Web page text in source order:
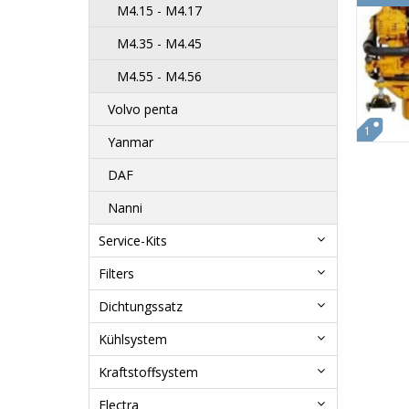
M4.15 - M4.17
M4.35 - M4.45
M4.55 - M4.56
Volvo penta
Yanmar
DAF
Nanni
Service-Kits
Filters
Dichtungssatz
Kühlsystem
Kraftstoffsystem
Electra
1